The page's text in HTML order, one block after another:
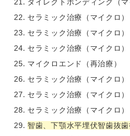
ダイレクトボンディング（マ
セラミック治療（マイクロ）
セラミック治療（マイクロ）
セラミック治療（マイクロ）
マイクロエンド（再治療）
セラミック治療（マイクロ）
セラミック治療（マイクロ）
セラミック治療（マイクロ）
智歯、下顎水平埋伏智歯抜